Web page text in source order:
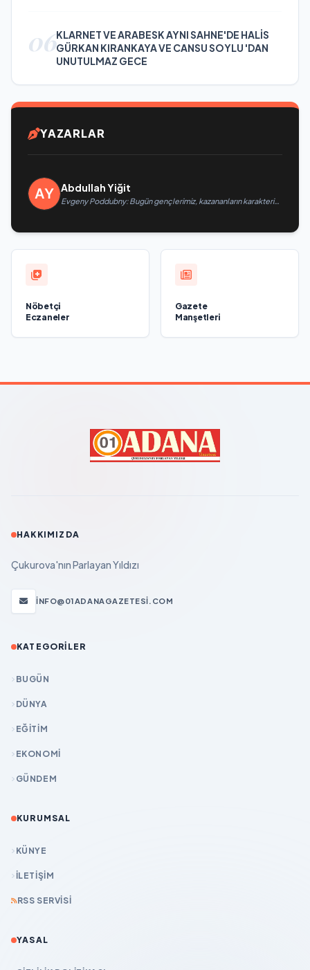
06KLARNET VE ARABESK AYNI SAHNE'DE HALİS
GÜRKAN KIRANKAYA VE CANSU SOYLU 'DAN
UNUTULMAZ GECE
YAZARLAR
Abdullah Yiğit
Evgeny Poddubny: Bugün gençlerimiz, kazananların karakterini
Nöbetçi
Eczaneler
Gazete
Manşetleri
HAKKIMIZDA
Çukurova'nın Parlayan Yıldızı
INFO@01ADANAGAZETESI.COM
KATEGORILER
BUGÜN
DÜNYA
EĞİTİM
EKONOMİ
GÜNDEM
KURUMSAL
KÜNYE
İLETIŞIM
RSS SERVISI
YASAL